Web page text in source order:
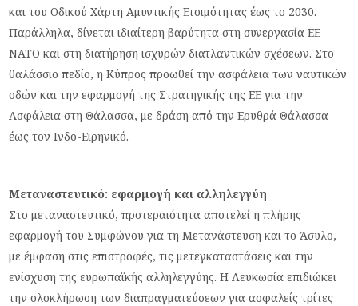
και του Οδικού Χάρτη Αμυντικής Ετοιμότητας έως το 2030.
Παράλληλα, δίνεται ιδιαίτερη βαρύτητα στη συνεργασία ΕΕ–
ΝΑΤΟ και στη διατήρηση ισχυρών διατλαντικών σχέσεων. Στο
θαλάσσιο πεδίο, η Κύπρος προωθεί την ασφάλεια των ναυτικών
οδών και την εφαρμογή της Στρατηγικής της ΕΕ για την
Ασφάλεια στη Θάλασσα, με δράση από την Ερυθρά Θάλασσα
έως τον Ινδο-Ειρηνικό.
Μεταναστευτικό: εφαρμογή και αλληλεγγύη
Στο μεταναστευτικό, προτεραιότητα αποτελεί η πλήρης
εφαρμογή του Συμφώνου για τη Μετανάστευση και το Άσυλο,
με έμφαση στις επιστροφές, τις μετεγκαταστάσεις και την
ενίσχυση της ευρωπαϊκής αλληλεγγύης. Η Λευκωσία επιδιώκει
την ολοκλήρωση των διαπραγματεύσεων για ασφαλείς τρίτες